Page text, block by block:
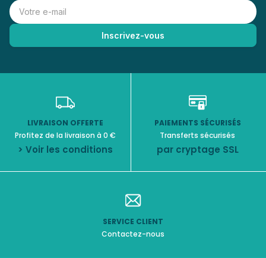
LIVRAISON OFFERTE
Profitez de la livraison à 0 €
> Voir les conditions
PAIEMENTS SÉCURISÉS
Transferts sécurisés
par cryptage SSL
SERVICE CLIENT
Contactez-nous